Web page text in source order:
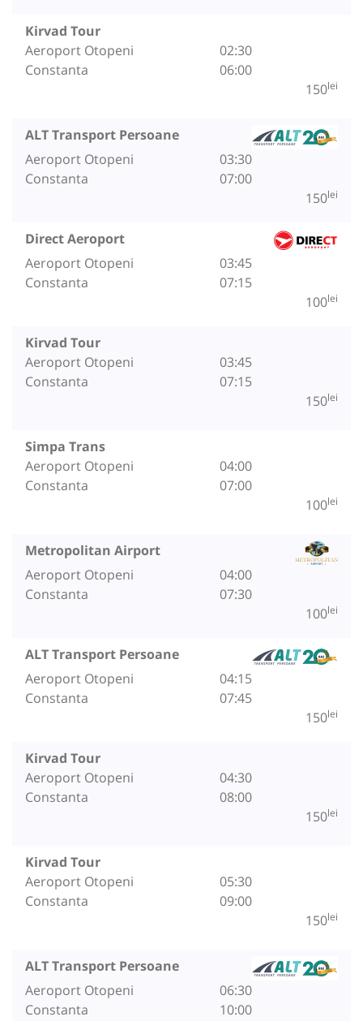
Kirvad Tour
Aeroport Otopeni
Constanta
02:30
06:00
150lei
ALT Transport Persoane
Aeroport Otopeni
Constanta
03:30
07:00
150lei
Direct Aeroport
Aeroport Otopeni
Constanta
03:45
07:15
100lei
Kirvad Tour
Aeroport Otopeni
Constanta
03:45
07:15
150lei
Simpa Trans
Aeroport Otopeni
Constanta
04:00
07:00
100lei
Metropolitan Airport
Aeroport Otopeni
Constanta
04:00
07:30
100lei
ALT Transport Persoane
Aeroport Otopeni
Constanta
04:15
07:45
150lei
Kirvad Tour
Aeroport Otopeni
Constanta
04:30
08:00
150lei
Kirvad Tour
Aeroport Otopeni
Constanta
05:30
09:00
150lei
ALT Transport Persoane
Aeroport Otopeni
Constanta
06:30
10:00